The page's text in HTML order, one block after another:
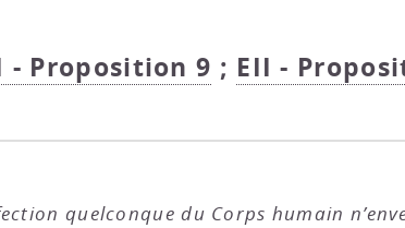
- Proposition 9 ; EII -
quelconque du Corps humain